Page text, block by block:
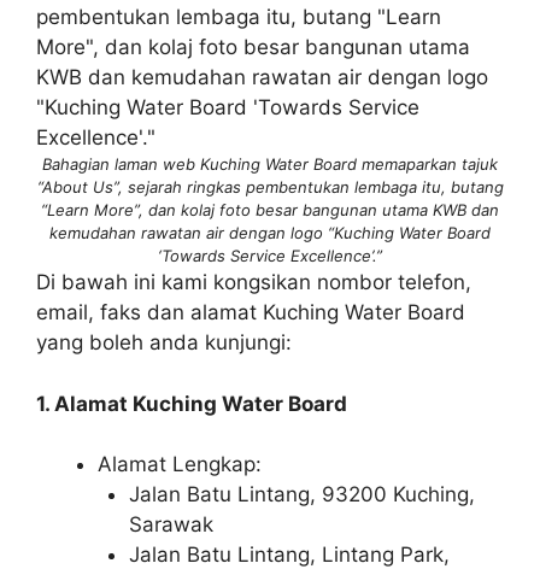
Bahagian laman web Kuching Water Board memaparkan tajuk
“About Us”, sejarah ringkas pembentukan lembaga itu, butang
“Learn More”, dan kolaj foto besar bangunan utama KWB dan
kemudahan rawatan air dengan logo “Kuching Water Board
‘Towards Service Excellence’.”
Di bawah ini kami kongsikan nombor telefon,
email, faks dan alamat Kuching Water Board
yang boleh anda kunjungi:
1. Alamat Kuching Water Board
Alamat Lengkap:
Jalan Batu Lintang, 93200 Kuching,
Sarawak
Jalan Batu Lintang, Lintang Park,